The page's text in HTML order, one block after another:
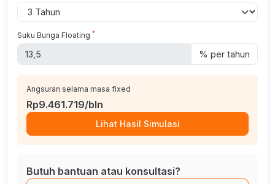
Suku Bunga Floating *
% per tahun
Angsuran selama masa fixed
Rp9.461.719/bln
Lihat Hasil Simulasi
Butuh bantuan atau konsultasi?